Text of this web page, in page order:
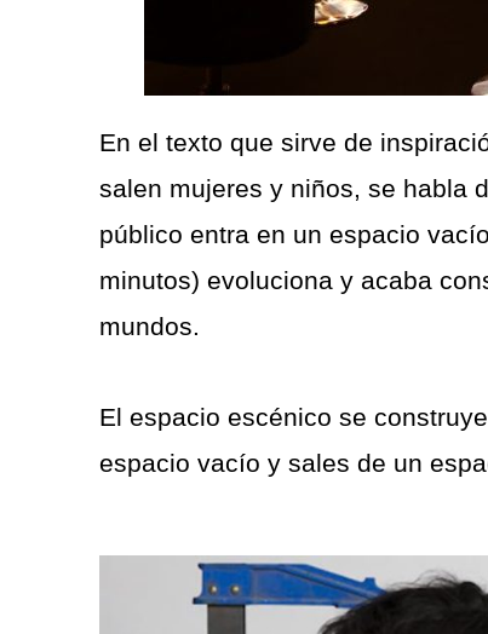
En el texto que sirve de
salen mujeres y niños, se habla
público entra en un espacio
minutos) evoluciona y acaba
mundos.
El espacio escénico se
espacio vacío y sales de un